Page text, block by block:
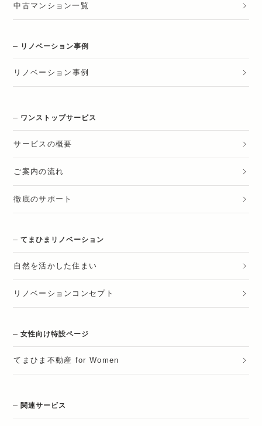
中古マンション一覧
リノベーション事例
リノベーション 事例
ワンストップサービス
サービスの概要
ご案内の流れ
徹底のサポート
てまひまリノベーション
自然を活かした住まい
リノベーションコンセプト
女性向け特設ページ
てまひま不動産 for Women
関連サービス